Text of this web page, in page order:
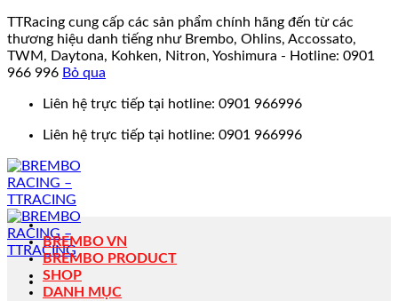
TTRacing cung cấp các sản phẩm chính hãng đến từ các
thương hiệu danh tiếng như Brembo, Ohlins, Accossato,
TWM, Daytona, Kohken, Nitron, Yoshimura - Hotline: 0901
966 996 Bỏ qua
Liên hệ trực tiếp tại hotline: 0901 966996
Liên hệ trực tiếp tại hotline: 0901 966996
BREMBO VN
BREMBO PRODUCT
SHOP
DANH MỤC